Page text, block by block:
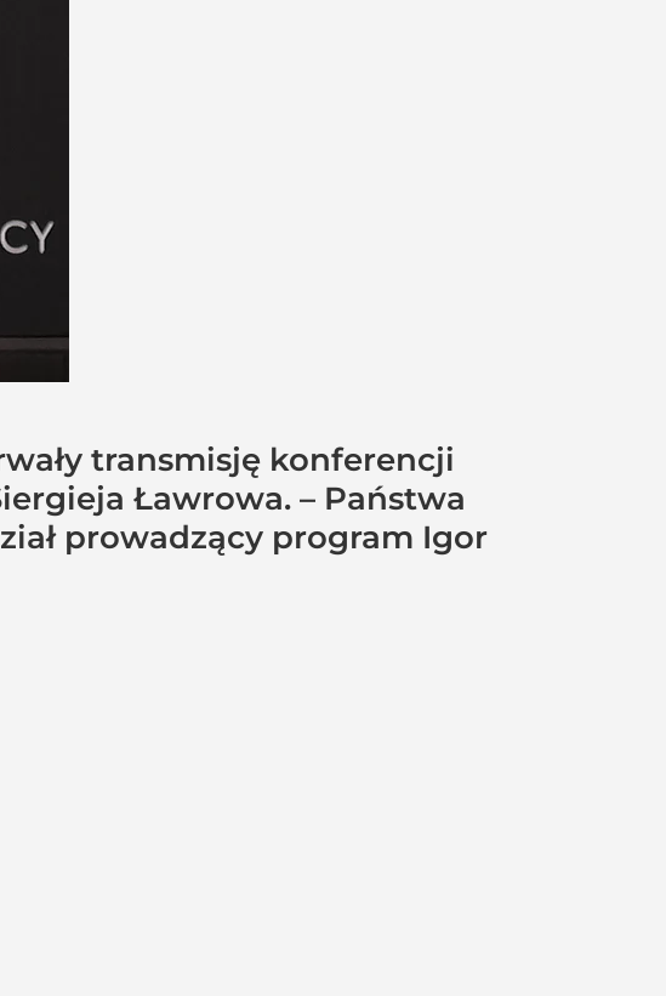
transmisję konferencji
Ławrowa. – Państwa
prowadzący program Igor